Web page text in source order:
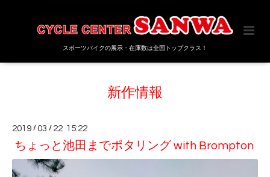
スポーツバイクの展示・在庫数は全国トップクラス！
新作情報
2019 /03 / 22 15:22
ちょっと池田までポタリング with Brompton